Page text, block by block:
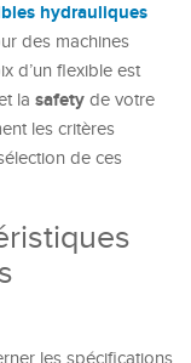
hydrauliques
des machines
d’un flexible est
la safety de votre
les critères
de ces
les spécifications